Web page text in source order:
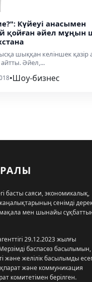
Күйеуі анасымен
қойған әйел мұңын
шыққан келіншек қазір
Әйел,...
•Шоу-бизнес
басты саяси, экономикалық,
сенімді
мақала мен шынайы
29.12.2023 жылғы
баспасөз басылымын,
және желілік басылымды
және коммуникация
комитетімен берілген.